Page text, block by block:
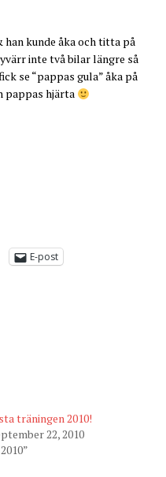
kunde åka och titta på
inte två bilar längre så
se “pappas gula” åka på
pappas hjärta
E-post
träningen 2010!
22, 2010